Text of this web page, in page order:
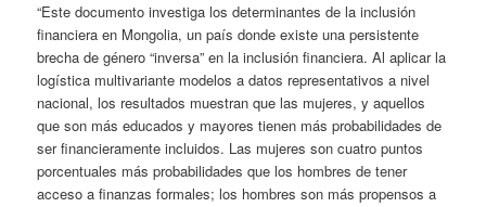
“Este documento investiga los determinantes de la inclusión
financiera en Mongolia, un país donde existe una persistente
brecha de género “inversa” en la inclusión financiera. Al aplicar la
logística multivariante modelos a datos representativos a nivel
nacional, los resultados muestran que las mujeres, y aquellos
que son más educados y mayores tienen más probabilidades de
ser financieramente incluidos. Las mujeres son cuatro puntos
porcentuales más probabilidades que los hombres de tener
acceso a finanzas formales; los hombres son más propensos a